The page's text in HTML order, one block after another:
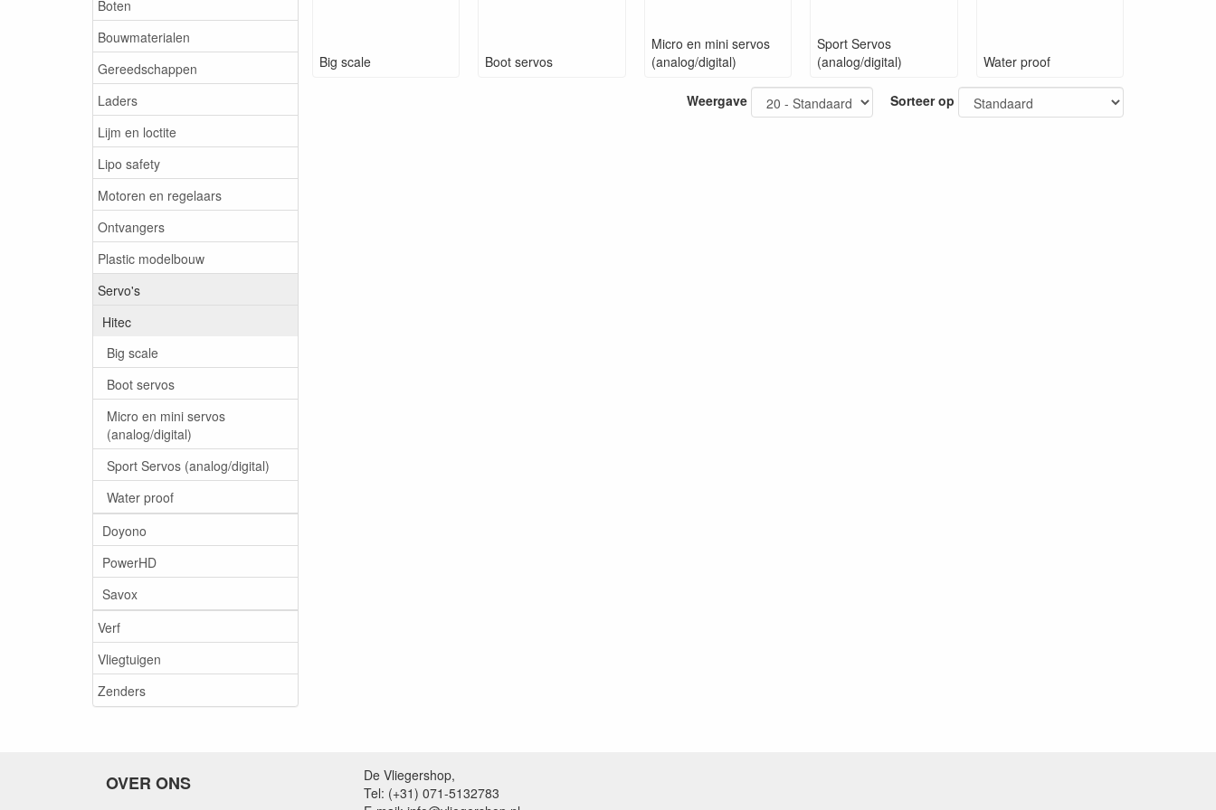
Boten
Bouwmaterialen
Gereedschappen
Laders
Lijm en loctite
Lipo safety
Motoren en regelaars
Ontvangers
Plastic modelbouw
Servo's
Hitec
Big scale
Boot servos
Micro en mini servos
(analog/digital)
Sport Servos (analog/digital)
Water proof
Doyono
PowerHD
Savox
Verf
Vliegtuigen
Zenders
Big scale Boot servos
Micro en mini servos
(analog/digital)
Sport Servos
(analog/digital)
Water proof
Weergave Sorteer op
OVER ONS
De Vliegershop,
Tel: (+31) 071-5132783